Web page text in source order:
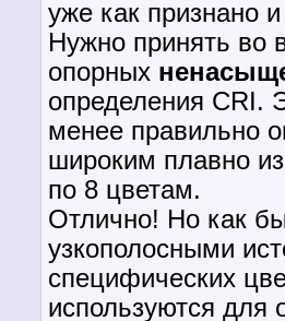
уже как признано
Нужно принять во
опорных
определения CRI.
менее правильно
широким плавно
по 8 цветам.
Отлично! Но как
узкополосными
специфических
используются для